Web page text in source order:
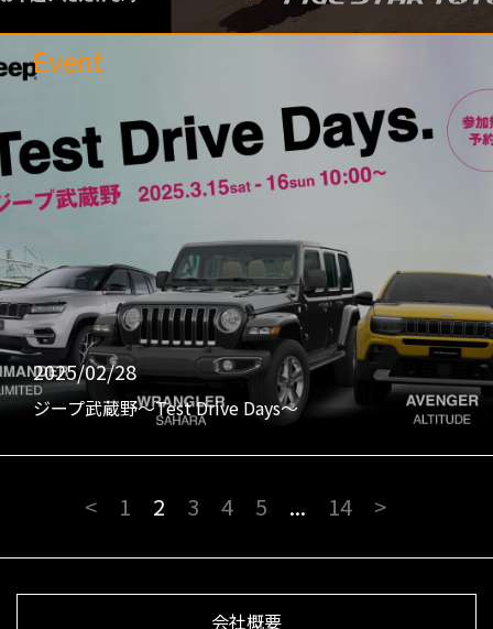
Event
2025/02/28
ジープ武蔵野〜Test Drive Days〜
< 1 2 3 4 5 ... 14 >
会社概要